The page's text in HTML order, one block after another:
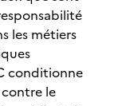
les métiers
conditionne
contre le